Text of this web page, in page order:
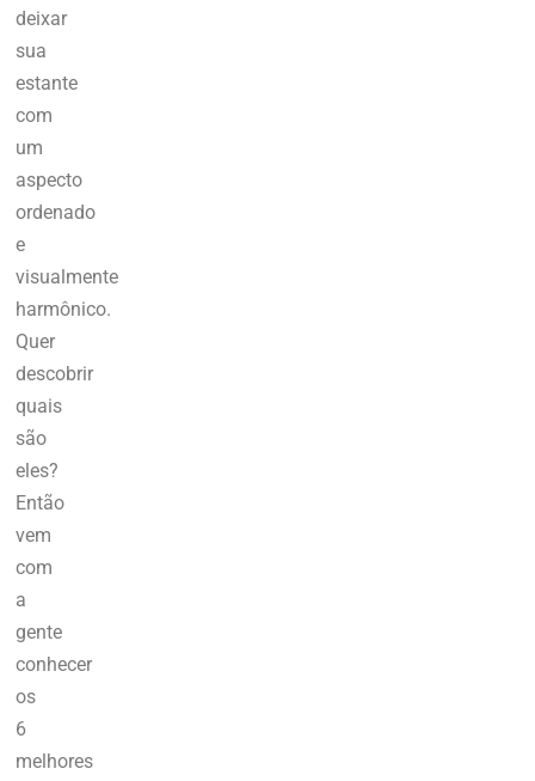
deixar
sua
estante
com
um
aspecto
ordenado
e
visualmente
harmônico.
Quer
descobrir
quais
são
eles?
Então
vem
com
a
gente
conhecer
os
6
melhores